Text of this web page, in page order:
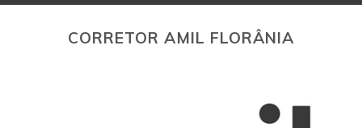
CORRETOR AMIL FLORÂNIA